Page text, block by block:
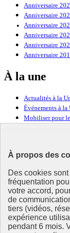
À propos des
Des cookies
fréquentation
votre accord,
de
tiers (vidéos,
expérience
pendant 6 mois.
Anniversaire
Anniversaire
Anniversaire
Anniversaire
Anniversaire
Anniversaire
À la une
Actualités à la
Événements à la
Mobiliser pour
Ressources
Ressources
La Méth’ODD
Gouvernement
Ce site propose